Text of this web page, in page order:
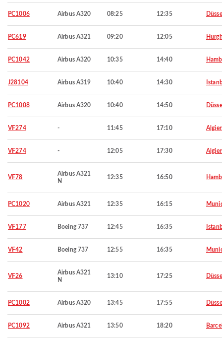
PC1006 Airbus A320 08:25 12:35
PC619 Airbus A321 09:20 12:05
PC1042 Airbus A320 10:35 14:40
J28104 Airbus A319 10:40 14:30
PC1008 Airbus A320 10:40 14:50
VF274 - 11:45 17:10
VF274 - 12:05 17:30
VF78
Airbus A321
N
12:35 16:50
PC1020 Airbus A321 12:35 16:15
VF177 Boeing 737 12:45 16:35
VF42 Boeing 737 12:55 16:35
VF26
Airbus A321
N
13:10 17:25
PC1002 Airbus A320 13:45 17:55
PC1092 Airbus A321 13:50 18:20